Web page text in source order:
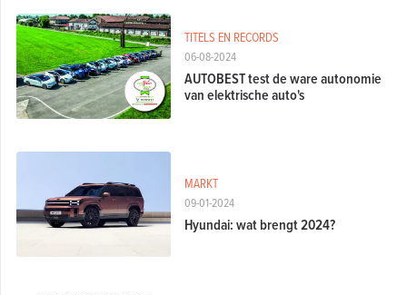
06-08-2024
TITELS EN RECORDS
AUTOBEST test de ware autonomie
van elektrische auto's
09-01-2024
MARKT
Hyundai: wat brengt 2024?